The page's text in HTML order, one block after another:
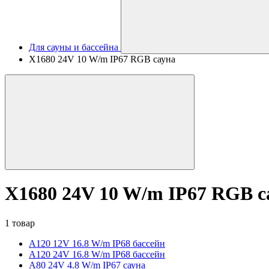
Для сауны и бассейна
X1680 24V 10 W/m IP67 RGB сауна
X1680 24V 10 W/m IP67 RGB
1 товар
A120 12V 16.8 W/m IP68 бассейн
A120 24V 16.8 W/m IP68 бассейн
A80 24V 4.8 W/m IP67 сауна